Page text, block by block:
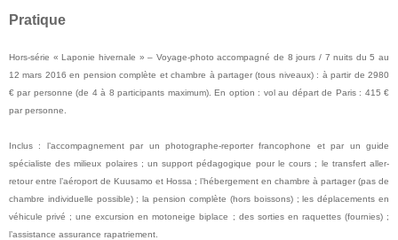
Pratique
Hors-série « Laponie hivernale » – Voyage-photo accompagné de 8 jours / 7 nuits du 5 au
12 mars 2016 en pension complète et chambre à partager (tous niveaux) : à partir de 2980
€ par personne (de 4 à 8 participants maximum). En option : vol au départ de Paris : 415 €
par personne.
Inclus : l’accompagnement par un photographe-reporter francophone et par un guide
spécialiste des milieux polaires ; un support pédagogique pour le cours ; le transfert aller-
retour entre l’aéroport de Kuusamo et Hossa ; l’hébergement en chambre à partager (pas de
chambre individuelle possible) ; la pension complète (hors boissons) ; les déplacements en
véhicule privé ; une excursion en motoneige biplace ; des sorties en raquettes (fournies) ;
l’assistance assurance rapatriement.